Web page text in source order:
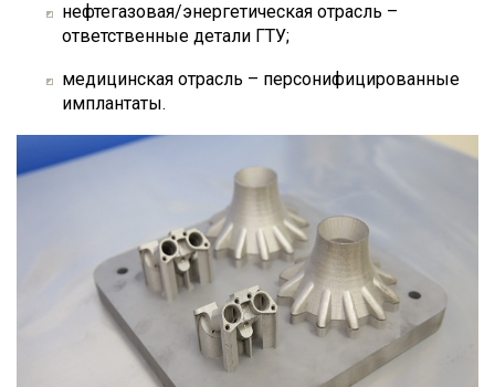
нефтегазовая/энергетическая отрасль –
ответственные детали ГТУ;
медицинская отрасль – персонифицированные
имплантаты.